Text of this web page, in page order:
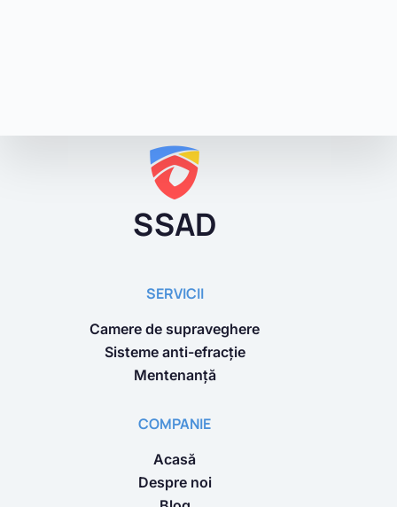
SSAD
SERVICII
Camere de supraveghere
Sisteme anti-efracție
Mentenanță
COMPANIE
Acasă
Despre noi